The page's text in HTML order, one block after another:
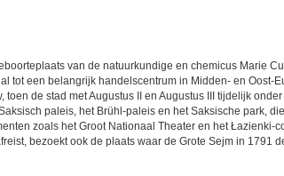
van de natuurkundige en chemicus Marie
tot een belangrijk handelscentrum in Midden- en Oost-
de stad met Augustus II en Augustus III tijdelijk
paleis, het Brühl-paleis en het Saksische park,
zoals het Groot Nationaal Theater en het Łazienki-
bezoekt ook de plaats waar de Grote Sejm in 1791